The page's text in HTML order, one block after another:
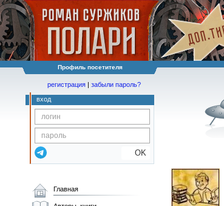
Профиль посетителя
регистрация | забыли пароль?
вход
OK
Главная